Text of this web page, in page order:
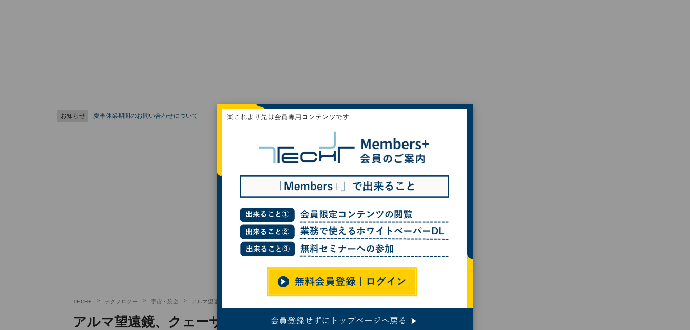
お知らせ 夏季休業期間のお問い合わせについて
TECH+ テクノロジー 宇宙・航空 アルマ望遠鏡、クェーサー中心の超大質量ブラックホール周辺を高精度で観測
アルマ望遠鏡、クェーサー中心の超大質量ブラックホール周